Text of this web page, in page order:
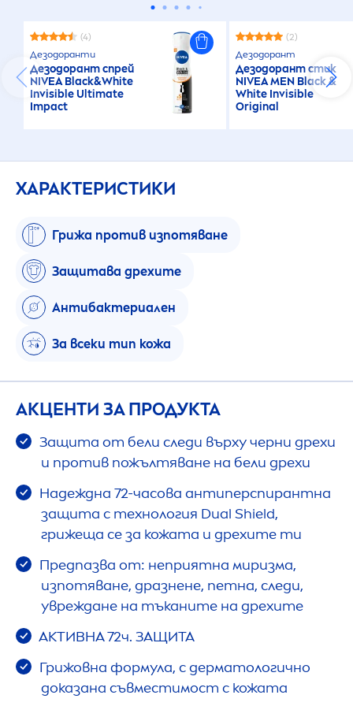
(4)
Дезодоранти
Дезодорант спрей
NIVEA Black&White
Invisible Ultimate
Impact
(2)
Дезодорант
Дезодорант стик
NIVEAMEN Black&
White Invisible
Original
ХАРАКТЕРИСТИКИ
Грижа против изпотяване
Защитава дрехите
Антибактериален
За всеки тип кожа
АКЦЕНТИ ЗА ПРОДУКТА
Защита от бели следи върху черни дрехи
и против пожълтяване на бели дрехи
Надеждна 72-часова антиперспирантна
защита с технология Dual Shield,
грижеща се за кожата и дрехите ти
Предпазва от: неприятна миризма,
изпотяване, дразнене, петна, следи,
увреждане на тъканите на дрехите
АКТИВНА 72ч. ЗАЩИТА
Грижовна формула, с дерматологично
доказана съвместимост с кожата